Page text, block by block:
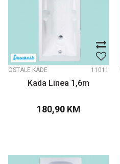
OSTALE KADE 11011
Kada Linea 1,6m
180,90 KM